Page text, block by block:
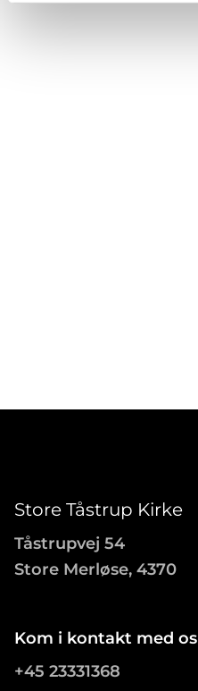
Store Tåstrup Kirke
Tåstrupvej 54
Store Merløse, 4370
Kom i kontakt med os
+45 23331368